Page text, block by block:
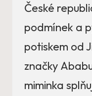
České
podmínek a
potiskem od
značky
miminka